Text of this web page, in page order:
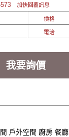
加快回覆訊息
價格
電洽
我要詢價
戶外空間 廚房 餐廳